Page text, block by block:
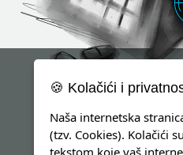
🍪 Kolačići i
Naša internetska
(tzv. Cookies). Kolačići
tekstom koje vaš